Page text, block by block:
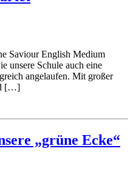
Saviour English Medium
unsere Schule auch eine
angelaufen. Mit großer
[…]
„grüne Ecke“